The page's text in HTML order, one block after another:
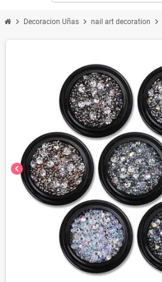
chevron_right Decoracion Uñas chevron_right nail art decoration chevron_right
chevron_left